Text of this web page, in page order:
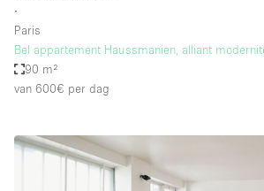
∙
Paris
Bel appartement Haussmanien, alliant
90 m²
van 600€ per dag